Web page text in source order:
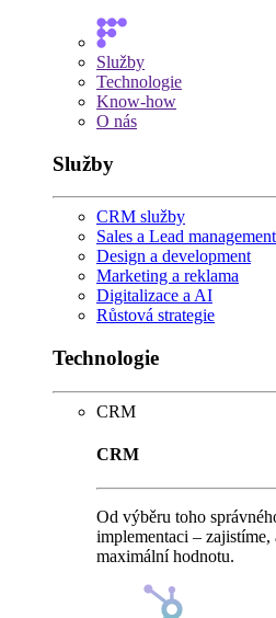
Služby
Technologie
Know-how
O nás
Služby
CRM služby
Sales a Lead management
Design a development
Marketing a reklama
Digitalizace a AI
Růstová strategie
Technologie
CRM
CRM
Od výběru toho
implementaci –
maximální hodnotu.